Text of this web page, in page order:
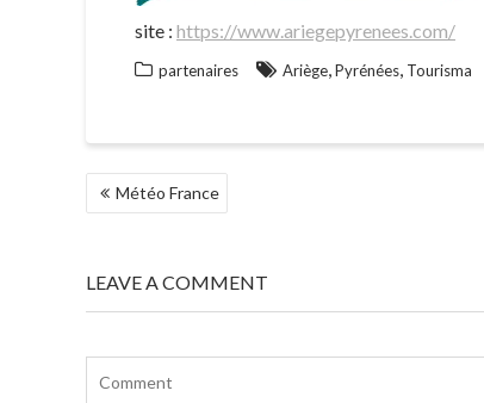
site : https://www.ariegepyrenees.com/
partenaires Ariège,Pyrénées, Tourisma
NAVIGATION
DE
Météo France
LEAVE A COMMENT